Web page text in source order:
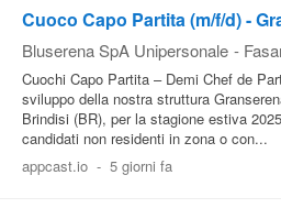
Cuoco Capo Partita (m/f/d) -
Bluserena SpA Unipersonale -
Cuochi Capo Partita – Demi Chef de
sviluppo della nostra struttura
Brindisi (BR), per la stagione estiva
candidati non residenti in zona o con...
appcast.io - 5 giorni fa